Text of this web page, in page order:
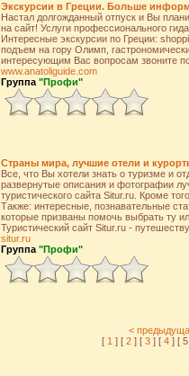
Экскурсии в Греции. Больше
Настал долгожданный отпуск и Вы
на сайт! Услуги профессионального
Интересные экскурсии по Греции:
подъем на гору Олимп,
интересующим Вас вопросам звоните
www.anatoliguide.com
Группа "Профи"
Страны мира, лучшие отели и
Все, что Вы хотели знать о туризме и
развернутые описания и фотографии
туристического сайта Situr.ru. Кроме
Также: интересные, познавательные
которые призваны помочь выбрать ту
Туристический сайт Situr.ru -
situr.ru
Группа "Профи"
<
[ 1 ] [ 2 ] [ 3 ] [ 4 ] [